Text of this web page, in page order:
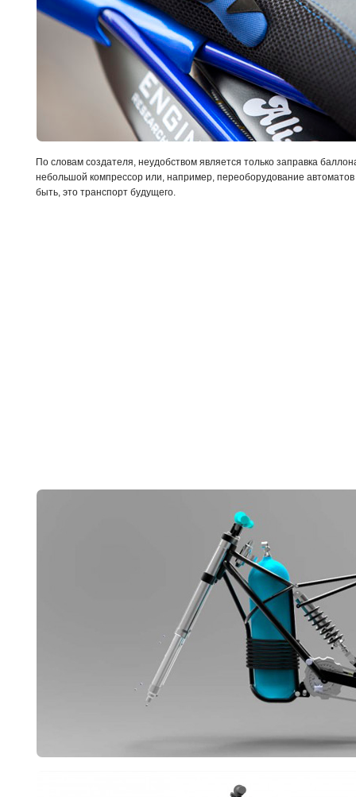
По словам создателя, неудобством является только заправка
небольшой компрессор или, например, переоборудование
быть, это транспорт будущего.